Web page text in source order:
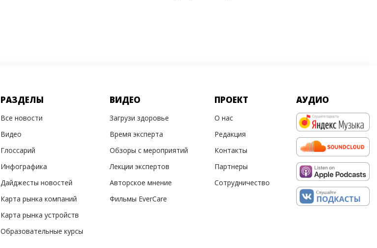
РАЗДЕЛЫ
Все новости
Видео
Глоссарий
Инфографика
Дайджесты новостей
Карта рынка компаний
Карта рынка устройств
Образовательные курсы
ВИДЕО
Загрузи здоровье
Время эксперта
Обзоры с мероприятий
Лекции экспертов
Авторское мнение
Фильмы EverCare
ПРОЕКТ
О нас
Редакция
Контакты
Партнеры
Сотрудничество
АУДИО